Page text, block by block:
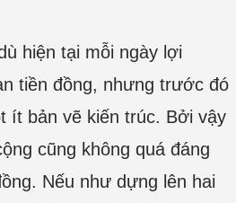
hiện tại mỗi ngày lợi
tiền đồng, nhưng trước đó
ít bản vẽ kiến trúc. Bởi vậy
cũng không quá đáng
Nếu như dựng lên hai